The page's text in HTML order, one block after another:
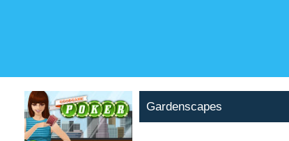
Gardenscapes